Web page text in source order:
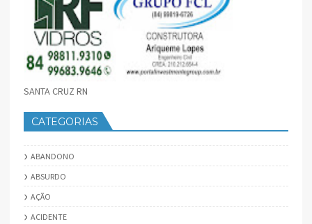
SANTA CRUZ RN
CATEGORIAS
ABANDONO
ABSURDO
AÇÃO
ACIDENTE